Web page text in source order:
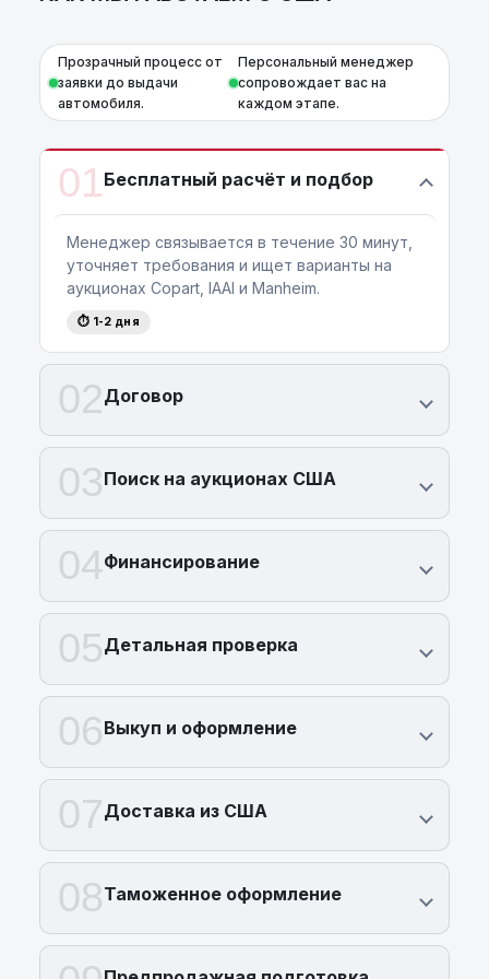
Прозрачный процесс от
заявки до выдачи
автомобиля.
Персональный менеджер
сопровождает вас на
каждом этапе.
01Бесплатный расчёт и подбор
Менеджер связывается в течение 30 минут,
уточняет требования и ищет варианты на
аукционах Copart, IAAI и Manheim.
⏱ 1-2 дня
02Договор
03Поиск на аукционах США
04Финансирование
05Детальная проверка
06Выкуп и оформление
07Доставка из США
08Таможенное оформление